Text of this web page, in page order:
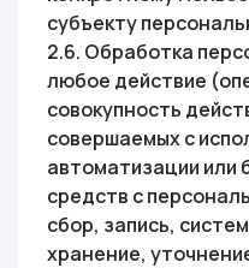
субъекту
2.6. Обработка
любое действие
совокупность
совершаемых с
автоматизации или
средств с
сбор, запись,
хранение,